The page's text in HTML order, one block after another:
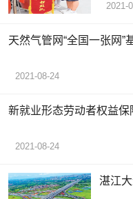
2021-
天然气管网“全国一张网”
2021-08-24
新就业形态劳动者权益保
2021-08-24
湛江